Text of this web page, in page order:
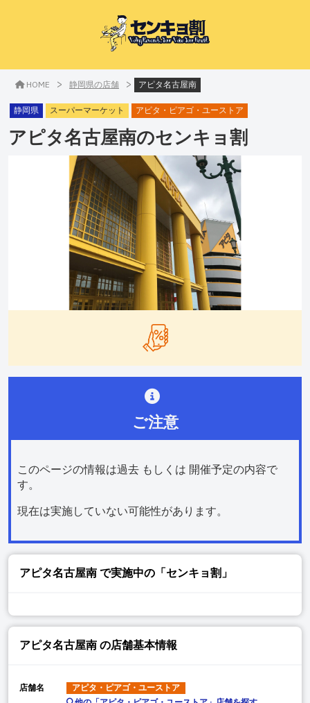
HOME > 静岡県の店舗 > アピタ名古屋南
静岡県 スーパーマーケット アピタ・ピアゴ・ユーストア
アピタ名古屋南のセンキョ割
ご注意
このページの情報は過去 もしくは 開催予定の内容で
す。
現在は実施していない可能性があります。
アピタ名古屋南 で実施中の「センキョ割」
アピタ名古屋南 の店舗基本情報
店舗名
アピタ・ピアゴ・ユーストア